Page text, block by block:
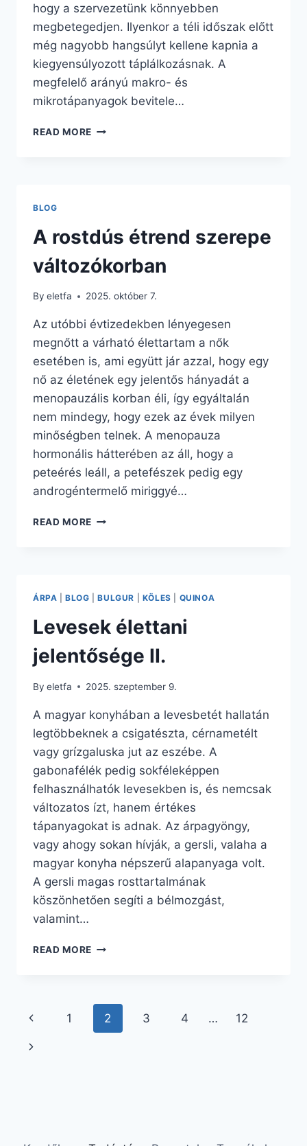
hogy a szervezetünk könnyebben
megbetegedjen. Ilyenkor a téli időszak előtt
még nagyobb hangsúlyt kellene kapnia a
kiegyensúlyozott táplálkozásnak. A
megfelelő arányú makro- és
mikrotápanyagok bevitele…
READ MORE SZERVEZETÜNK
BLOG
A rostdús étrend szerepe
változókorban
By eletfa 2025. október 7.
Az utóbbi évtizedekben lényegesen
megnőtt a várható élettartam a nők
esetében is, ami együtt jár azzal, hogy egy
nő az életének egy jelentős hányadát a
menopauzális korban éli, így egyáltalán
nem mindegy, hogy ezek az évek milyen
minőségben telnek. A menopauza
hormonális hátterében az áll, hogy a
peteérés leáll, a petefészek pedig egy
androgéntermelő miriggyé…
READ MORE A
ÁRPA |BLOG |BULGUR KÖLES QUINOA
Levesek élettani
jelentősége II.
By eletfa 2025. szeptember 9.
A magyar konyhában a levesbetét hallatán
legtöbbeknek a csigatészta, cérnametélt
vagy grízgaluska jut az eszébe. A
gabonafélék pedig sokféleképpen
felhasználhatók levesekben is, és nemcsak
változatos ízt, hanem értékes
tápanyagokat is adnak. Az árpagyöngy,
vagy ahogy sokan hívják, a gersli, valaha a
magyar konyha népszerű alapanyaga volt.
A gersli magas rosttartalmának
köszönhetően segíti a bélmozgást,
valamint…
READ MORE LEVESEK
Page
navigation
Previous
Page
1 2 3 4 … 12
Next